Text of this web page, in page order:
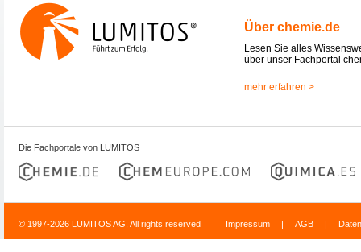
Über chemie.de
Lesen Sie alles
über unser Fachportal
mehr erfahren >
Die Fachportale von LUMITOS
© 1997-2026 LUMITOS AG, All rights reserved Impressum | AGB |